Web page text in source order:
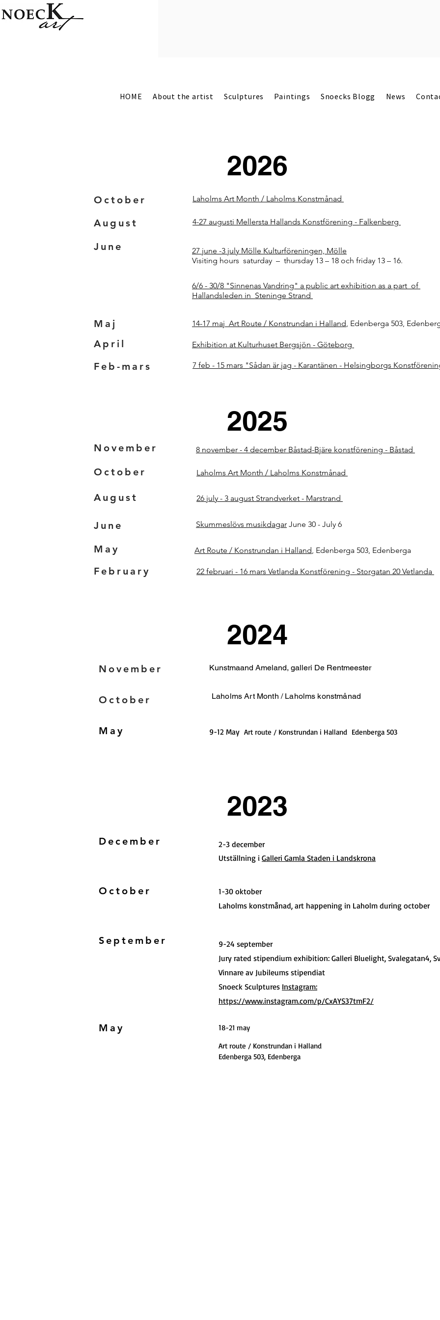
HOME About the artist Sculptures Paintings Snoecks Blogg News
2026
October
August
June
Laholms Art Month / Laholms Konstmånad
4-27 augusti Mellersta Hallands Konstförening - Falkenberg
27 june -3 july Mölle Kulturföreningen, Mölle
Visiting hours saturday – thursday 13 – 18 och friday 13 – 16.
6/6 - 30/8 "Sinnenas Vandring" a public art exhibition as a part of
Hallandsleden in Steninge Strand
Maj
April
Feb-mars
14-17 maj Art Route / Konstrundan i Halland, Edenberga 503,
Exhibition at Kulturhuset Bergsjön - Göteborg
7 feb - 15 mars "Sådan är jag - Karantänen - Helsingborgs
2025
November
October
August
June
May
February
8 november - 4 december Båstad-Bjäre konstförening - Båstad
Laholms Art Month / Laholms Konstmånad
26 july - 3 august Strandverket - Marstrand
Skummeslövs musikdagar June 30 - July 6
Art Route / Konstrundan i Halland, Edenberga 503, Edenberga
22 februari - 16 mars Vetlanda Konstförening - Storgatan 20 Vetlanda
2024
November
October
May
Kunstmaand Ameland, galleri De Rentmeester
Laholms Art Month / Laholms konstmånad
9-12 May Art route / Konstrundan i Halland Edenberga 503
2023
December
October
September
May
2-3 december
Utställning i Galleri Gamla Staden i Landskrona
1-30 oktober
Laholms konstmånad, art happening in Laholm during october
9-24 september
Jury rated stipendium exhibition: Galleri Bluelight, Svalegatan4,
Vinnare av Jubileums stipendiat
Snoeck Sculptures Instagram:
https://www.instagram.com/p/CxAYS37tmF2/
18-21 may
Art route / Konstrundan i Halland
Edenberga 503, Edenberga